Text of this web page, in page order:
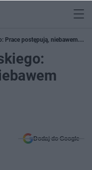
Prace postępują, niebawem
Dodaj do Google